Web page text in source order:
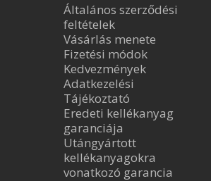
Általános szerződési
feltételek
Vásárlás menete
Fizetési módok
Kedvezmények
Adatkezelési
Tájékoztató
Eredeti kellékanyag
garanciája
Utángyártott
kellékanyagokra
vonatkozó garancia